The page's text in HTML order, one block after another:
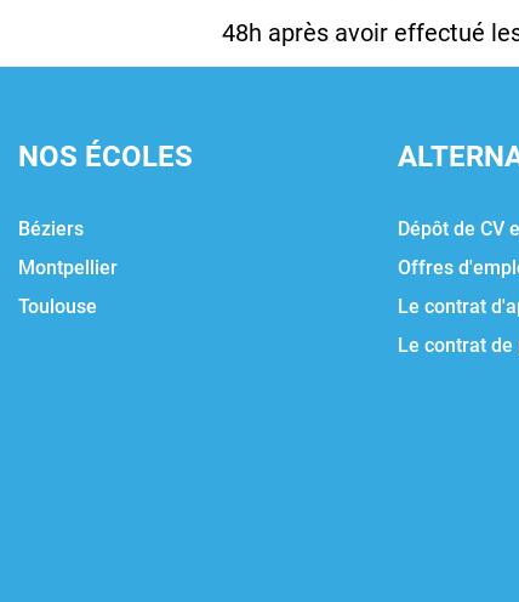
48h après avoir effectué
NOS ÉCOLES
Béziers
Montpellier
Toulouse
Dépôt de CV
Offres
Le contrat
Le contrat